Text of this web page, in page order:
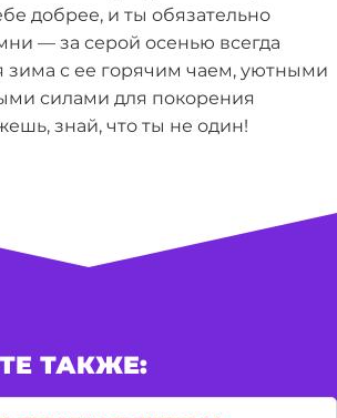
добрее, и ты обязательно
— за серой осенью всегда
зима с ее горячим чаем, уютными
силами для покорения
знай, что ты не один!
ТАКЖЕ: